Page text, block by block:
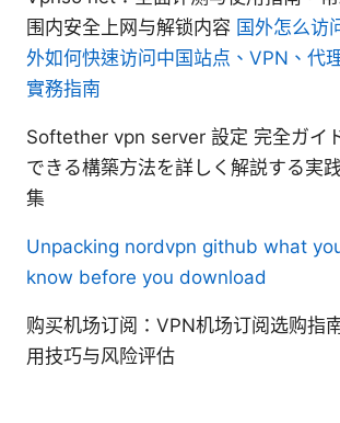
围内安全上网与解锁内容 国外怎么访
外如何快速访问中国站点、VPN、代
實務指南
Softether vpn server 設定 完全ガイ
できる構築方法を詳しく解説する実
集
Unpacking nordvpn github what
know before you download
购买机场订阅：VPN机场订阅选购指
用技巧与风险评估